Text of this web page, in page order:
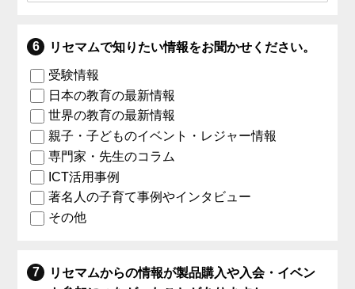
リセマムで知りたい情報をお聞かせください。
受験情報
日本の教育の最新情報
世界の教育の最新情報
親子・子どものイベント・レジャー情報
専門家・先生のコラム
ICT活用事例
著名人の子育て事例やインタビュー
その他
リセマムからの情報が製品購入や入会・イベン